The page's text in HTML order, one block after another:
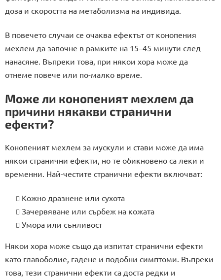
доза и скоростта на метаболизма на индивида.
В повечето случаи се очаква ефектът от конопения
мехлем да започне в рамките на 15–45 минути след
нанасяне. Въпреки това, при някои хора може да
отнеме повече или по-малко време.
Може ли конопеният мехлем да
причини някакви странични
ефекти?
Конопеният мехлем за мускули и стави може да има
някои странични ефекти, но те обикновено са леки и
временни. Най-честите странични ефекти включват:
Кожно дразнене или сухота
Зачервяване или сърбеж на кожата
Умора или сънливост
Някои хора може също да изпитат странични ефекти
като главоболие, гадене и подобни симптоми. Въпреки
това, тези странични ефекти са доста редки и